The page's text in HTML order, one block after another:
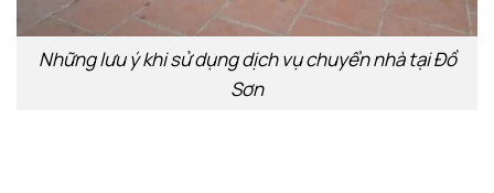
Những lưu ý khi sử dụng dịch vụ chuyển nhà tại Đồ
Sơn